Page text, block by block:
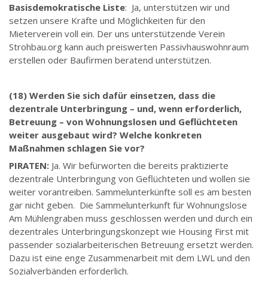
Basisdemokratische Liste: Ja, unterstützen wir und
setzen unsere Kräfte und Möglichkeiten für den
Mieterverein voll ein. Der uns unterstützende Verein
Strohbau.org kann auch preiswerten Passivhauswohnraum
erstellen oder Baufirmen beratend unterstützen.
(18) Werden Sie sich dafür einsetzen, dass die
dezentrale Unterbringung – und, wenn erforderlich,
Betreuung – von Wohnungslosen und Geflüchteten
weiter ausgebaut wird? Welche konkreten
Maßnahmen schlagen Sie vor?
PIRATEN: Ja. Wir befürworten die bereits praktizierte
dezentrale Unterbringung von Geflüchteten und wollen sie
weiter vorantreiben. Sammelunterkünfte soll es am besten
gar nicht geben. Die Sammelunterkunft für Wohnungslose
Am Mühlengraben muss geschlossen werden und durch ein
dezentrales Unterbringungskonzept wie Housing First mit
passender sozialarbeiterischen Betreuung ersetzt werden.
Dazu ist eine enge Zusammenarbeit mit dem LWL und den
Sozialverbänden erforderlich.